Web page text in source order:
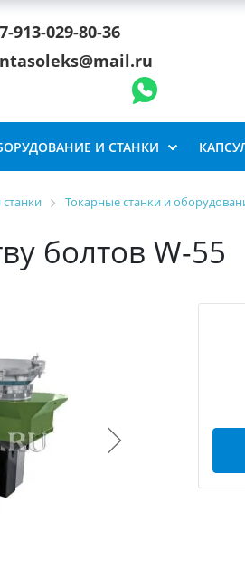
913-029-80-36
И СТАНКИ
Токарные станки и
болтов W-55